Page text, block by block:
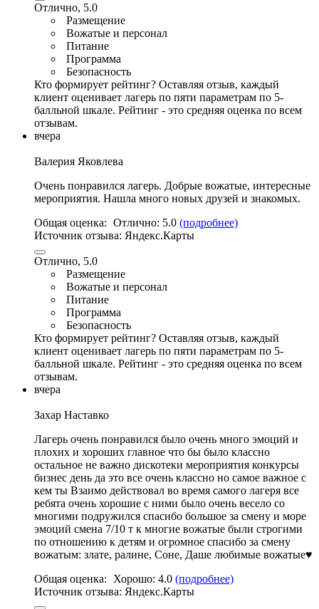
Отлично, 5.0
Размещение
Вожатые и персонал
Питание
Программа
Безопасность
Кто формирует рейтинг? Оставляя отзыв, каждый
клиент оценивает лагерь по пяти параметрам по 5-
балльной шкале. Рейтинг - это средняя оценка по всем
отзывам.
вчера
Валерия Яковлева
Очень понравился лагерь. Добрые вожатые, интересные
мероприятия. Нашла много новых друзей и знакомых.
Общая оценка: Отлично: 5.0 (подробнее)
Источник отзыва: Яндекс.Карты
Отлично, 5.0
Размещение
Вожатые и персонал
Питание
Программа
Безопасность
Кто формирует рейтинг? Оставляя отзыв, каждый
клиент оценивает лагерь по пяти параметрам по 5-
балльной шкале. Рейтинг - это средняя оценка по всем
отзывам.
вчера
Захар Наставко
Лагерь очень понравился было очень много эмоций и
плохих и хороших главное что бы было классно
остальное не важно дискотеки мероприятия конкурсы
бизнес день да это все очень классно но самое важное с
кем ты Взаимо действовал во время самого лагеря все
ребята очень хорошие с ними было очень весело со
многими подружился спасибо большое за смену и море
эмоций смена 7/10 т к многие вожатые были строгими
по отношению к детям и огромное спасибо за смену
вожатым: злате, ралине, Соне, Даше любимые вожатые♥️
Общая оценка:
Хорошо: 4.0 (подробнее)
Источник отзыва: Яндекс.Карты